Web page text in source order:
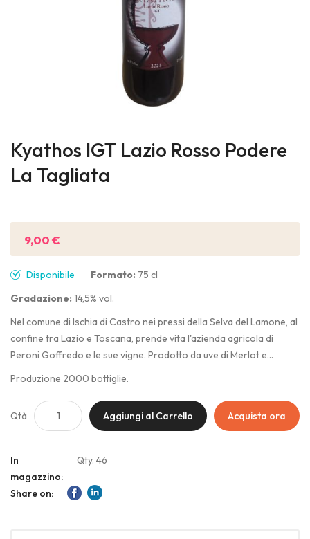
to
the
beginning
images
gallery
Kyathos IGT Lazio Rosso Podere
La Tagliata
9,00 €
Disponibile Formato: 75 cl
Gradazione: 14,5% vol.
Nel comune di Ischia di Castro nei pressi della Selva del Lamone, al
confine tra Lazio e Toscana, prende vita l'azienda agricola di
Peroni Goffredo e le sue vigne. Prodotto da uve di Merlot e
Kyathos con la sua intensa tonalità rubino e profumi di frutti rossi,
resina e cacao, è il risultato di una vinificazione artigianale in semi-
macerazione carbonica per la durata della fermentazione e un
Produzione 2000 bottiglie.
Qtà Aggiungi al Carrello Acquista ora
In
magazzino:
Qty. 46
Share on: